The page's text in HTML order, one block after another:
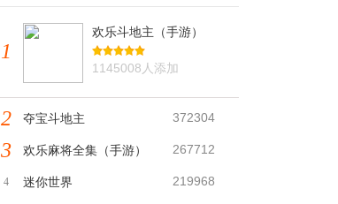
1
欢乐斗地主（手游）
1145008人添加
2 夺宝斗地主 372304
3 欢乐麻将全集（手游） 267712
4 迷你世界 219968